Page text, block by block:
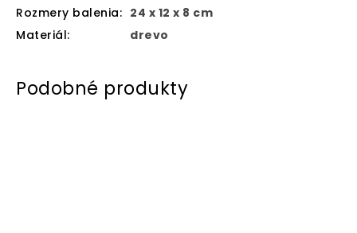
Rozmery balenia: 24 x 12 x 8 cm
Materiál: drevo